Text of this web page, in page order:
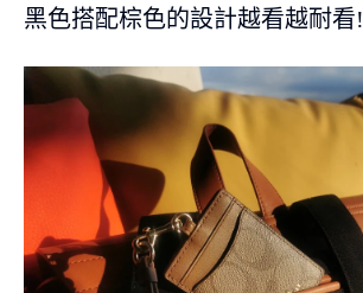
黑色搭配棕色的設計越看越耐看!